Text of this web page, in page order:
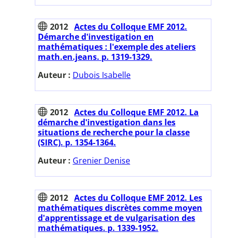
2012 Actes du Colloque EMF 2012.
Démarche d'investigation en
mathématiques : l'exemple des ateliers
math.en.jeans. p. 1319-1329.
Auteur : Dubois Isabelle
2012 Actes du Colloque EMF 2012. La
démarche d'investigation dans les
situations de recherche pour la classe
(SIRC). p. 1354-1364.
Auteur : Grenier Denise
2012 Actes du Colloque EMF 2012. Les
mathématiques discrètes comme moyen
d'apprentissage et de vulgarisation des
mathématiques. p. 1339-1952.